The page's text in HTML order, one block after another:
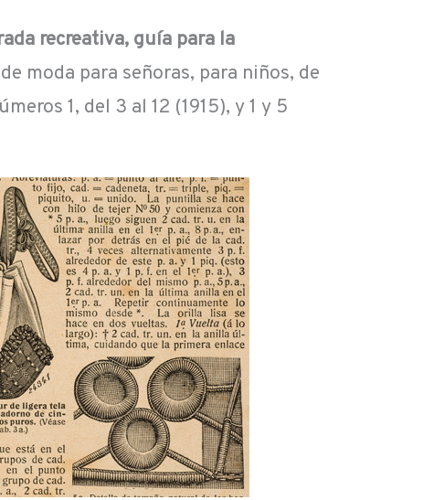
recreativa, guía para la
moda para señoras, para niños, de
1, del 3 al 12 (1915), y 1 y 5